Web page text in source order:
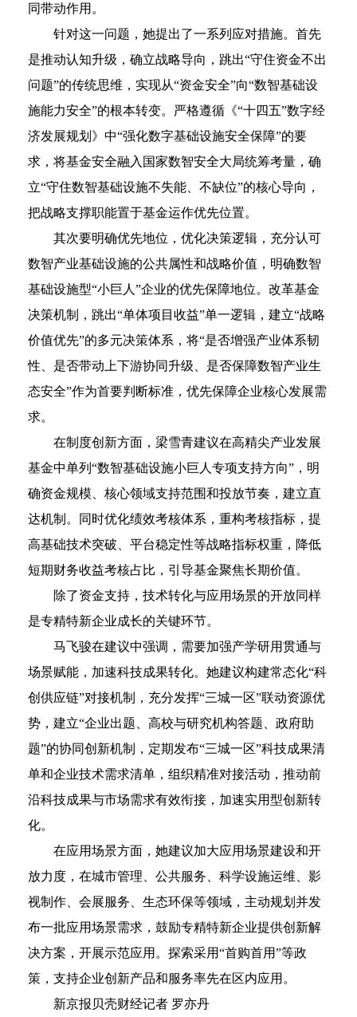
同带动作用。
针对这一问题，她提出了一系列应对措施。首先
是推动认知升级，确立战略导向，跳出“守住资金不出
问题”的传统思维，实现从“资金安全”向“数智基础设
施能力安全”的根本转变。严格遵循《“十四五”数字经
济发展规划》中“强化数字基础设施安全保障”的要
求，将基金安全融入国家数智安全大局统筹考量，确
立“守住数智基础设施不失能、不缺位”的核心导向，
把战略支撑职能置于基金运作优先位置。
其次要明确优先地位，优化决策逻辑，充分认可
数智产业基础设施的公共属性和战略价值，明确数智
基础设施型“小巨人”企业的优先保障地位。改革基金
决策机制，跳出“单体项目收益”单一逻辑，建立“战略
价值优先”的多元决策体系，将“是否增强产业体系韧
性、是否带动上下游协同升级、是否保障数智产业生
态安全”作为首要判断标准，优先保障企业核心发展需
求。
在制度创新方面，梁雪青建议在高精尖产业发展
基金中单列“数智基础设施小巨人专项支持方向”，明
确资金规模、核心领域支持范围和投放节奏，建立直
达机制。同时优化绩效考核体系，重构考核指标，提
高基础技术突破、平台稳定性等战略指标权重，降低
短期财务收益考核占比，引导基金聚焦长期价值。
除了资金支持，技术转化与应用场景的开放同样
是专精特新企业成长的关键环节。
马飞骏在建议中强调，需要加强产学研用贯通与
场景赋能，加速科技成果转化。她建议构建常态化“科
创供应链”对接机制，充分发挥“三城一区”联动资源优
势，建立“企业出题、高校与研究机构答题、政府助
题”的协同创新机制，定期发布“三城一区”科技成果清
单和企业技术需求清单，组织精准对接活动，推动前
沿科技成果与市场需求有效衔接，加速实用型创新转
化。
在应用场景方面，她建议加大应用场景建设和开
放力度，在城市管理、公共服务、科学设施运维、影
视制作、会展服务、生态环保等领域，主动规划并发
布一批应用场景需求，鼓励专精特新企业提供创新解
决方案，开展示范应用。探索采用“首购首用”等政
策，支持企业创新产品和服务率先在区内应用。
新京报贝壳财经记者 罗亦丹